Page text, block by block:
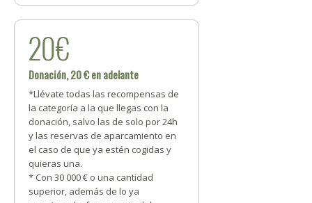
20€
Donación, 20 € en adelante
*Llévate todas las recompensas de
la categoría a la que llegas con la
donación, salvo las de solo por 24h
y las reservas de aparcamiento en
el caso de que ya estén cogidas y
quieras una.
* Con 30 000 € o una cantidad
superior, además de lo ya